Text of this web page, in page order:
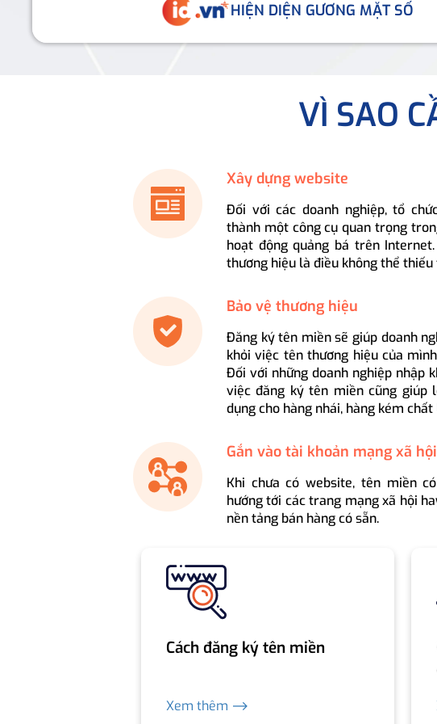
HIỆN DIỆN GƯƠNG MẶT SỐ
VÌ SAO
Xây dựng website
Đối với các doanh nghiệp, tổ
thành một công cụ quan trọng
hoạt động quảng bá trên
thương hiệu là điều không thể
Bảo vệ thương hiệu
Đăng ký tên miền sẽ giúp doanh
khỏi việc tên thương hiệu của
Đối với những doanh nghiệp nhập
việc đăng ký tên miền cũng
dụng cho hàng nhái, hàng kém
Gắn vào tài khoản mạng xã
Khi chưa có website, tên miền
hướng tới các trang mạng xã hội
nền tảng bán hàng có sẵn.
Cách đăng ký tên miền
Xem thêm ⟶